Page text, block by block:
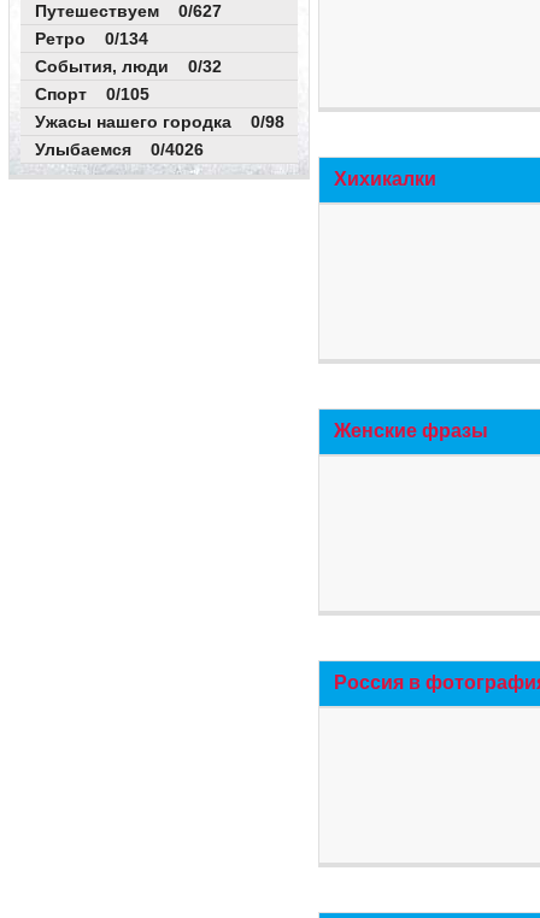
Путешествуем 0/627
Ретро 0/134
События, люди 0/32
Спорт 0/105
Ужасы нашего городка 0/98
Улыбаемся 0/4026
Хихикалки
Женские фразы
Россия в